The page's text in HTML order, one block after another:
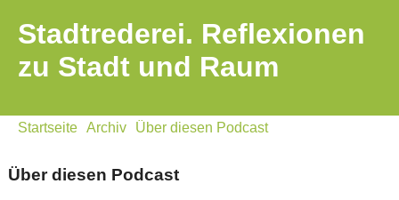
Stadtrederei. Reflexionen
zu Stadt und Raum
Startseite Archiv Über diesen Podcast
Über diesen Podcast